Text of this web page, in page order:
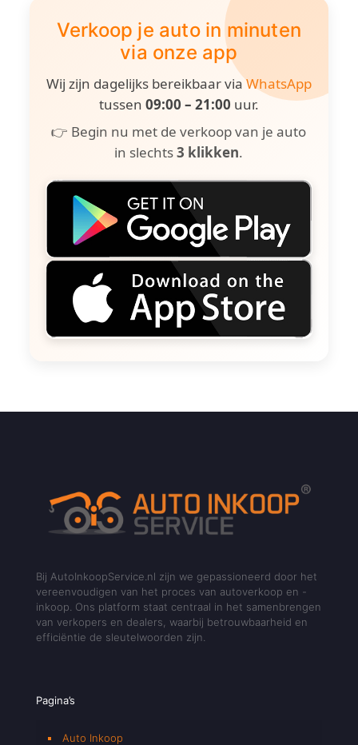
Verkoop je auto in minuten
via onze app
Wij zijn dagelijks bereikbaar viaWhatsApp
tussen 09:00 – 21:00 uur.
👉 Begin nu met de verkoop van je auto
in slechts3 klikken.
Bij AutoInkoopService.nl zijn we gepassioneerd door het
vereenvoudigen van het proces van autoverkoop en -
inkoop. Ons platform staat centraal in het samenbrengen
van verkopers en dealers, waarbij betrouwbaarheid en
efficiëntie de sleutelwoorden zijn.
Pagina’s
Auto Inkoop